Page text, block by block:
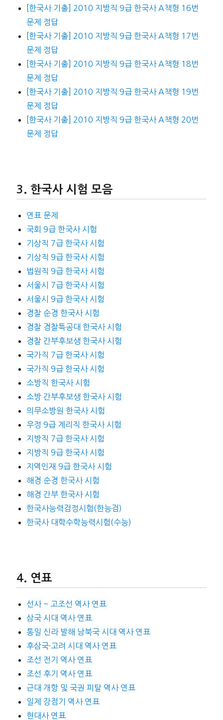
[한국사 기출] 2010 지방직 9급 한국사 A책형 16번
문제 정답
[한국사 기출] 2010 지방직 9급 한국사 A책형 17번
문제 정답
[한국사 기출] 2010 지방직 9급 한국사 A책형 18번
문제 정답
[한국사 기출] 2010 지방직 9급 한국사 A책형 19번
문제 정답
[한국사 기출] 2010 지방직 9급 한국사 A책형 20번
문제 정답
한국사 시험 모음
연표 문제
국회 9급 한국사 시험
기상직 7급 한국사 시험
기상직 9급 한국사 시험
법원직 9급 한국사 시험
서울시 7급 한국사 시험
서울시 9급 한국사 시험
경찰 순경 한국사 시험
경찰 경찰특공대 한국사 시험
경찰 간부후보생 한국사 시험
국가직 7급 한국사 시험
국가직 9급 한국사 시험
소방직 한국사 시험
소방 간부후보생 한국사 시험
의무소방원 한국사 시험
우정 9급 계리직 한국사 시험
지방직 7급 한국사 시험
지방직 9급 한국사 시험
지역인재 9급 한국사 시험
해경 순경 한국사 시험
해경 간부 한국사 시험
한국사능력검정시험(한능검)
한국사 대학수학능력시험(수능)
연표
선사 ~ 고조선 역사 연표
삼국 시대 역사 연표
통일 신라 발해 남북국 시대 역사 연표
후삼국·고려 시대 역사 연표
조선 전기 역사 연표
조선 후기 역사 연표
근대 개항 및 국권 피탈 역사 연표
일제 강점기 역사 연표
현대사 연표